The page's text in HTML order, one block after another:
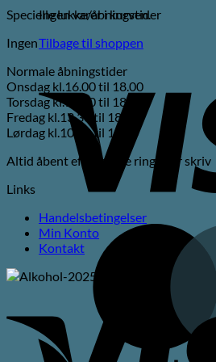
Ingen varer i kurven.
Tilbage til shoppen
Specielle lukke/åbningstider
Ingen
Normale åbningstider
Onsdag kl.16.00 til 18.00
Torsdag kl.16.00 til 18.00
Fredag kl.13.30 til 18.00
Lørdag kl.10.00 til 15.00
Altid åbent efter aftale ring eller skriv
Links
Handelsbetingelser
Min Konto
Kontakt